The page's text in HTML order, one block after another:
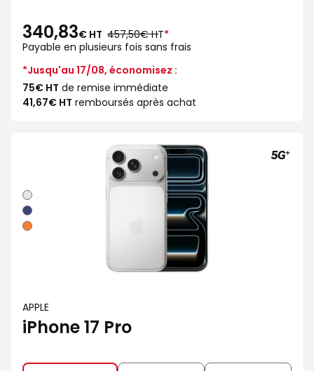
340,83€ HT au
lieu
de
457,50€ HT*
Payable en plusieurs fois sans frais
*Jusqu'au 17/08, économisez :
75€ HT de remise immédiate
41,67€ HT remboursés après achat
Argent
Bleu
intense
Orange
cosmique
APPLE
iPhone 17 Pro